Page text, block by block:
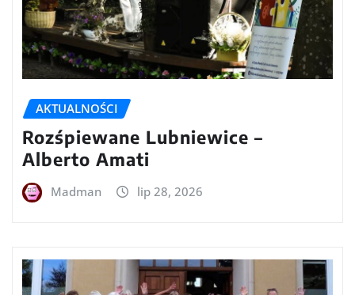
AKTUALNOŚCI
Rozśpiewane Lubniewice –
Alberto Amati
Madman lip 28, 2026